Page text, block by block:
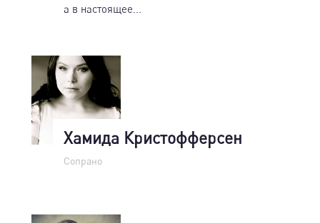
а в настоящее...
Хамида Кристофферсен
Сопрано